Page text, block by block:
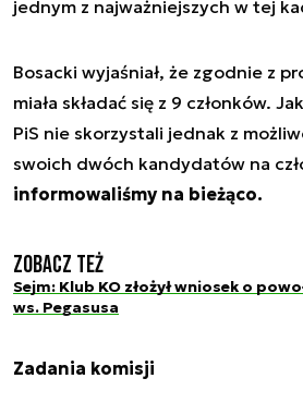
jednym z najważniejszych w tej
Bosacki wyjaśniał, że zgodnie z
miała składać się z 9 członków.
PiS nie skorzystali jednak z
swoich dwóch kandydatów na
informowaliśmy na bieżąco.
Zobacz też
Sejm: Klub KO złożył wniosek o
ws. Pegasusa
Zadania komisji